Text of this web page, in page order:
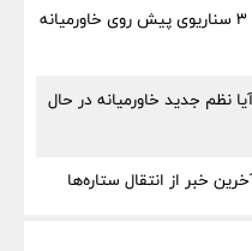
جنگ ایران و آمریکا تمام می‌شود؟ ۳ سناریوی پیش روی خاورمیانه
نظم جدید خاورمیانه در حال
خبر از انتقال ستاره‌ها